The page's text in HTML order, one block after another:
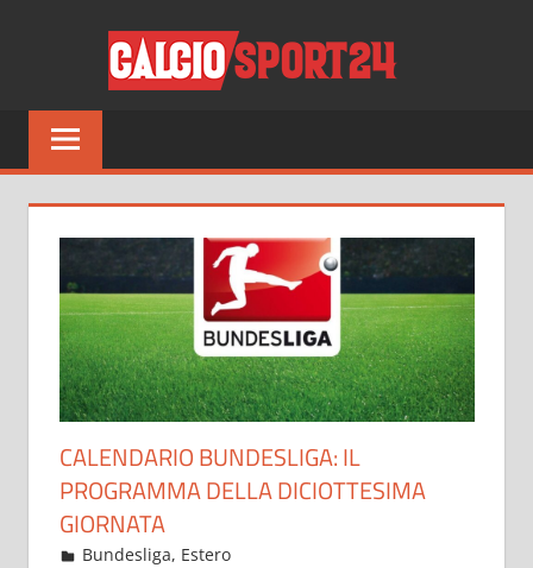
Tutto
sul
del
non
solo
CALENDARIO BUNDESLIGA: IL
PROGRAMMA DELLA DICIOTTESIMA
GIORNATA
Gennaio 6, 2022
admin
Bundesliga, Estero